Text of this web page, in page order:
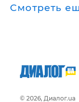
Смотреть
© 2026, Диалог.ua